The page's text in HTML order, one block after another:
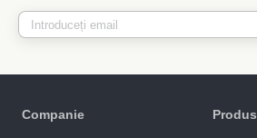
Companie Produs